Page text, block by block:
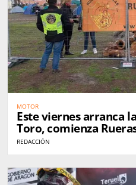
MOTOR
Este viernes arranca
Toro, comienza
REDACCIÓN